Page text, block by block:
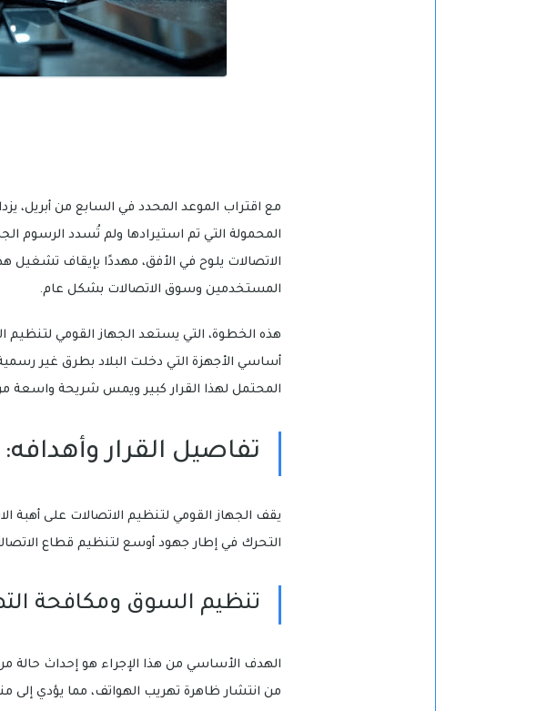
مع اقتراب الموعد المحدد في السابع من أبريل،
المحمولة التي تم استيرادها ولم تُسدد الرسوم
الاتصالات يلوح في الأفق، مهددًا بإيقاف تشغيل
المستخدمين وسوق الاتصالات بشكل عام.
هذه الخطوة، التي يستعد الجهاز القومي
أساسي الأجهزة التي دخلت البلاد بطرق غير رسمية،
المحتمل لهذا القرار كبير ويمس شريحة واسعة
تفاصيل القرار
يقف الجهاز القومي لتنظيم الاتصالات على أهبة
التحرك في إطار جهود أوسع لتنظيم قطاع
تنظيم السوق ومكافحة
الهدف الأساسي من هذا الإجراء هو إحداث حالة
من انتشار ظاهرة تهريب الهواتف، مما يؤدي إلى